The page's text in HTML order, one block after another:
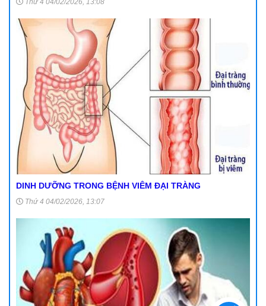
Thứ 4 04/02/2026, 13:08
DINH DƯỠNG TRONG BỆNH VIÊM ĐẠI TRÀNG
Thứ 4 04/02/2026, 13:07